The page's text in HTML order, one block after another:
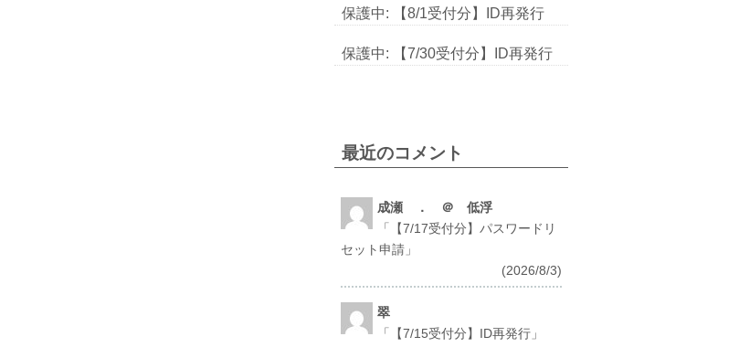
保護中: 【8/1受付分】ID再発行
保護中: 【7/30受付分】ID再発行
最近のコメント
成瀬 ． ＠ 低浮
「
【7/17受付分】パスワードリ
セット申請 」
(2026/8/3)
翠
「
【7/15受付分】ID再発行 」